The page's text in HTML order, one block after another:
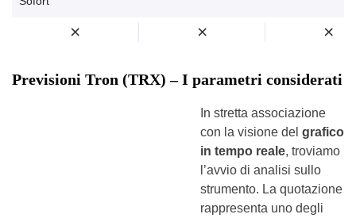
Previsioni Tron (TRX) – I parametri considerati
In stretta associazione
con la visione del grafico
in tempo reale, troviamo
l’avvio di analisi sullo
strumento. La quotazione
rappresenta uno degli